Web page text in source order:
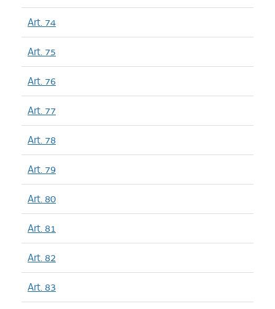
Art. 74
Art. 75
Art. 76
Art. 77
Art. 78
Art. 79
Art. 80
Art. 81
Art. 82
Art. 83